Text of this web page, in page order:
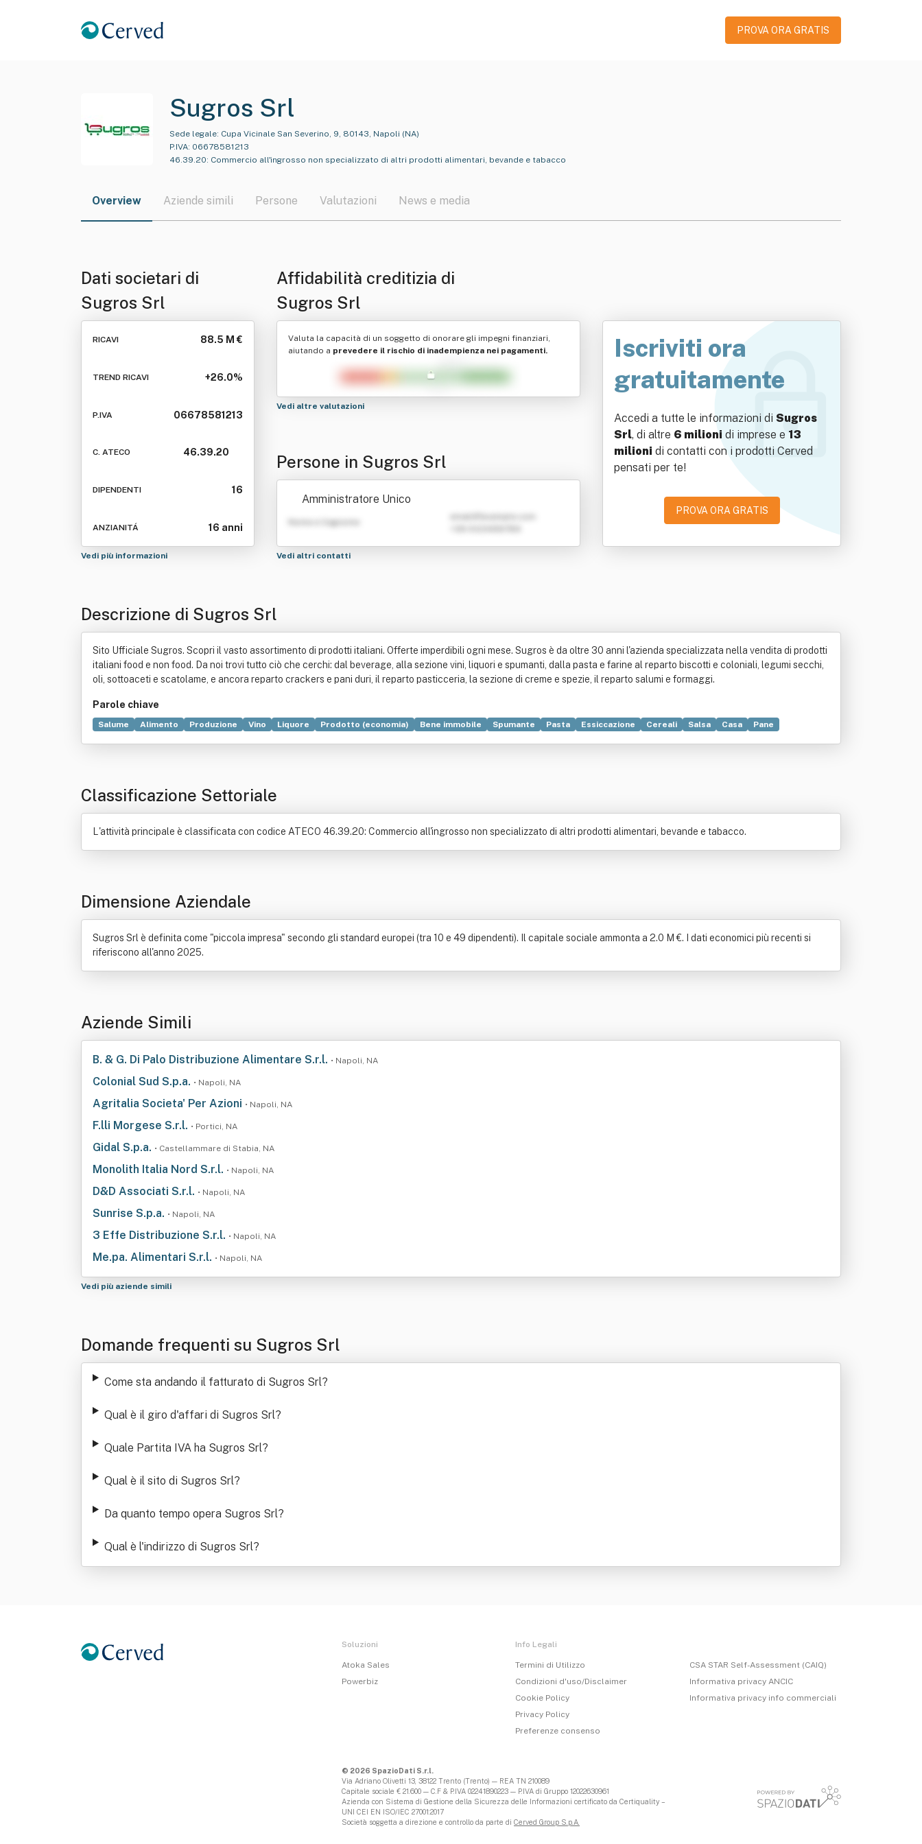
PROVA ORA GRATIS
Sugros Srl
Sede legale: Cupa Vicinale San Severino, 9, 80143, Napoli (NA)
P.IVA: 06678581213
46.39.20: Commercio all'ingrosso non specializzato di altri prodotti alimentari, bevande e tabacco
Overview Aziende simili Persone Valutazioni News e media
Dati societari di
Sugros Srl
RICAVI 88.5 M €
TREND RICAVI +26.0%
P.IVA 06678581213
C. ATECO 46.39.20
DIPENDENTI 16
ANZIANITÁ 16 anni
Vedi più informazioni
Affidabilità creditizia di
Sugros Srl
Valuta la capacità di un soggetto di onorare gli impegni finanziari,
aiutando a prevedere il rischio di inadempienza nei pagamenti.
Vedi altre valutazioni
Persone in Sugros Srl
Amministratore Unico
Nome e Cognome
Vedi altri contatti
Iscriviti ora
gratuitamente
Accedi a tutte le informazioni di Sugros
Srl, di altre 6 milioni di imprese e 13
milioni di contatti con i prodotti Cerved
pensati per te!
PROVA ORA GRATIS
Descrizione di Sugros Srl
Sito Ufficiale Sugros. Scopri il vasto assortimento di prodotti italiani. Offerte imperdibili ogni mese. Sugros è da oltre 30 anni l'azienda specializzata nella vendita di prodotti
italiani food e non food. Da noi trovi tutto ciò che cerchi: dal beverage, alla sezione vini, liquori e spumanti, dalla pasta e farine al reparto biscotti e coloniali, legumi secchi,
oli, sottoaceti e scatolame, e ancora reparto crackers e pani duri, il reparto pasticceria, la sezione di creme e spezie, il reparto salumi e formaggi.
Parole chiave
Salume Alimento Produzione Vino Liquore Prodotto (economia) Bene immobile Spumante Pasta Essiccazione Cereali Salsa Casa
Pane
Classificazione Settoriale
L'attività principale è classificata con codice ATECO 46.39.20: Commercio all'ingrosso non specializzato di altri prodotti alimentari, bevande e tabacco.
Dimensione Aziendale
Sugros Srl è definita come "piccola impresa" secondo gli standard europei (tra 10 e 49 dipendenti). Il capitale sociale ammonta a 2.0 M €. I dati economici più recenti si
riferiscono all'anno 2025.
Aziende Simili
B. & G. Di Palo Distribuzione Alimentare S.r.l. • Napoli, NA
Colonial Sud S.p.a. • Napoli, NA
Agritalia Societa' Per Azioni • Napoli, NA
F.lli Morgese S.r.l. • Portici, NA
Gidal S.p.a. • Castellammare di Stabia, NA
Monolith Italia Nord S.r.l. • Napoli, NA
D&D Associati S.r.l. • Napoli, NA
Sunrise S.p.a. • Napoli, NA
3 Effe Distribuzione S.r.l. • Napoli, NA
Me.pa. Alimentari S.r.l. • Napoli, NA
Vedi più aziende simili
Domande frequenti su Sugros Srl
Come sta andando il fatturato di Sugros Srl?
Qual è il giro d'affari di Sugros Srl?
Quale Partita IVA ha Sugros Srl?
Qual è il sito di Sugros Srl?
Da quanto tempo opera Sugros Srl?
Qual è l'indirizzo di Sugros Srl?
Soluzioni
Atoka Sales
Powerbiz
Info Legali
Termini di Utilizzo
Condizioni d'uso/Disclaimer
Cookie Policy
Privacy Policy
Preferenze consenso
CSA STAR Self-Assessment (CAIQ)
Informativa privacy ANCIC
Informativa privacy info commerciali
© 2026 SpazioDati S.r.l.
Via Adriano Olivetti 13, 38122 Trento (Trento) — REA TN 210089
Capitale sociale € 21.600 — C.F & P.IVA 02241890223 — P.IVA di Gruppo 12022630961
Azienda con Sistema di Gestione della Sicurezza delle Informazioni certificato da Certiquality –
UNI CEI EN ISO/IEC 27001:2017
Società soggetta a direzione e controllo da parte di Cerved Group S.p.A.